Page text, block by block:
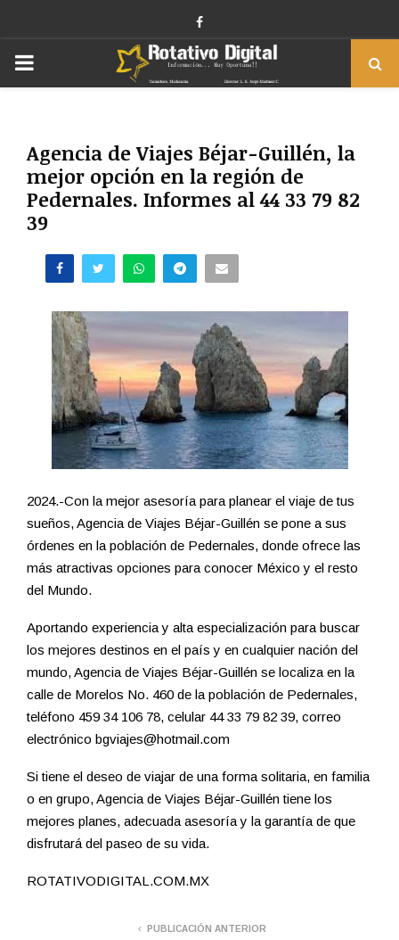
Facebook
PRIMARY
Agencia de Viajes Béjar-Guillén, la
mejor opción en la región de
Pedernales. Informes al 44 33 79 82
39
2024.-Con la mejor asesoría para planear el viaje de tus
sueños, Agencia de Viajes Béjar-Guillén se pone a sus
órdenes en la población de Pedernales, donde ofrece las
más atractivas opciones para conocer México y el resto
del Mundo.
Aportando experiencia y alta especialización para buscar
los mejores destinos en el país y en cualquier nación del
mundo, Agencia de Viajes Béjar-Guillén se localiza en la
calle de Morelos No. 460 de la población de Pedernales,
teléfono 459 34 106 78, celular 44 33 79 82 39, correo
electrónico bgviajes@hotmail.com
Si tiene el deseo de viajar de una forma solitaria, en familia
o en grupo, Agencia de Viajes Béjar-Guillén tiene los
mejores planes, adecuada asesoría y la garantía de que
disfrutará del paseo de su vida.
ROTATIVODIGITAL.COM.MX
PUBLICACIÓN ANTERIOR